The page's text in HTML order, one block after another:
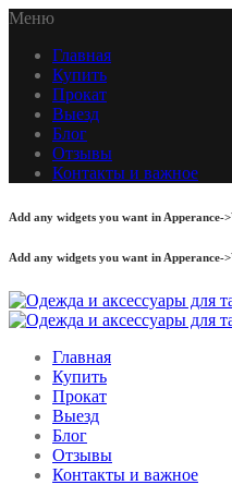
Меню
Главная
Купить
Прокат
Выезд
Блог
Отзывы
Контакты и важное
Add any widgets you want in Apperance-
Add any widgets you want in
Главная
Купить
Прокат
Выезд
Блог
Отзывы
Контакты и важное